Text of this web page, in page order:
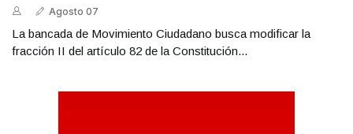
Agosto 07
La bancada de Movimiento Ciudadano busca modificar la
fracción II del artículo 82 de la Constitución...